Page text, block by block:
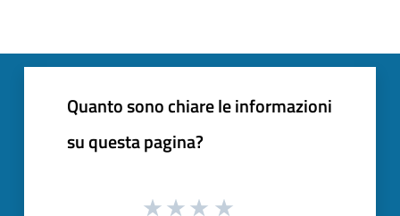
Quanto sono chiare le informazioni
su questa pagina?